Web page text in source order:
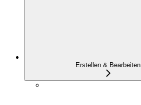
Erstellen & Bearbeiten